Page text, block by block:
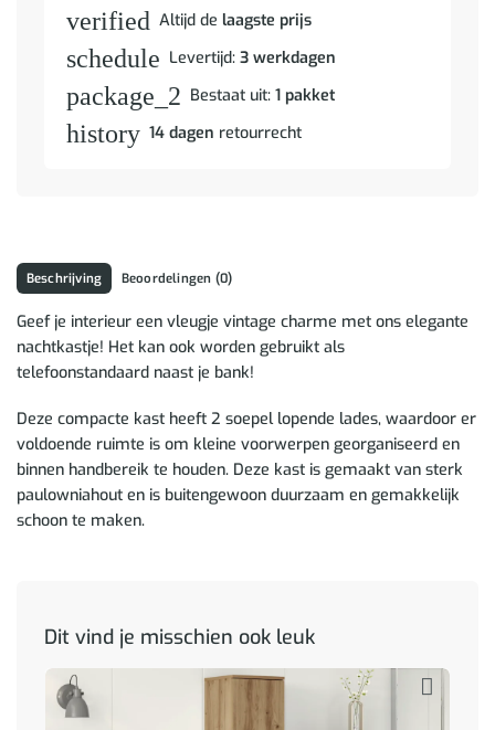
verified Altijd de laagste prijs
schedule Levertijd: 3 werkdagen
package_2 Bestaat uit: 1 pakket
history 14 dagen retourrecht
Beschrijving Beoordelingen (0)
Geef je interieur een vleugje vintage charme met ons elegante
nachtkastje! Het kan ook worden gebruikt als
telefoonstandaard naast je bank!
Deze compacte kast heeft 2 soepel lopende lades, waardoor er
voldoende ruimte is om kleine voorwerpen georganiseerd en
binnen handbereik te houden. Deze kast is gemaakt van sterk
paulowniahout en is buitengewoon duurzaam en gemakkelijk
schoon te maken.
Dit vind je misschien ook leuk